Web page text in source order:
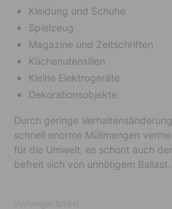
Kleidung und Schuhe
Spielzeug
Magazine und Zeitschriften
Küchenutensilien
Kleine Elektrogeräte
Dekorationsobjekte
Durch geringe
schnell enorme Müllmengen
für die Umwelt, es schont auch
befreit sich von unnötigem Ballast.